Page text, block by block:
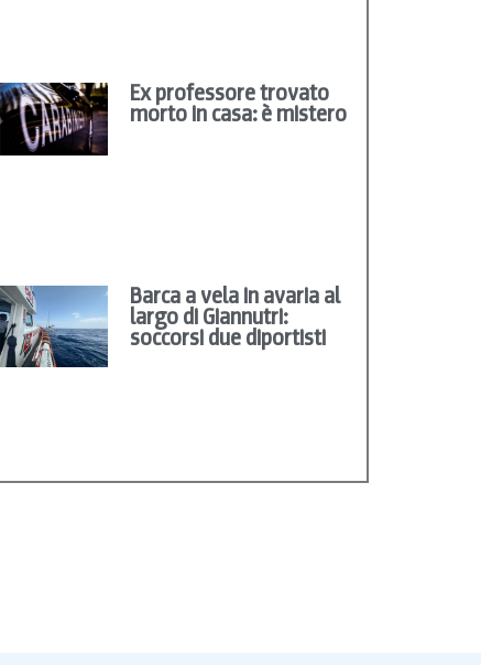
Ex professore trovato
morto in casa: è mistero
Barca a vela in avaria al
largo di Giannutri:
soccorsi due diportisti